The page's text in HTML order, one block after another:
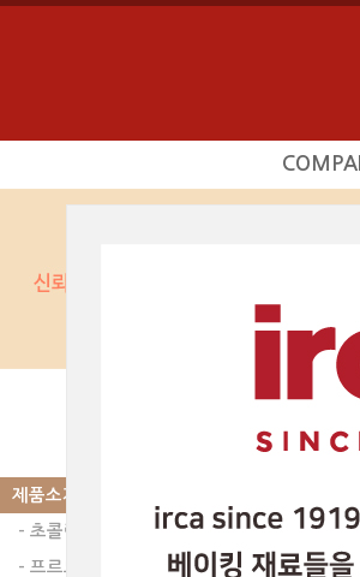
회사소
제품소개
- 초콜릿
- 프르트잼
다음글